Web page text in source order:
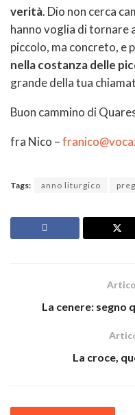
verità. Dio non cerca
hanno voglia di tornare
piccolo, ma concreto, e
nella costanza delle
grande della tua
Buon cammino di
fra Nico –
Tags: anno liturgico
La cenere: segno
La croce,